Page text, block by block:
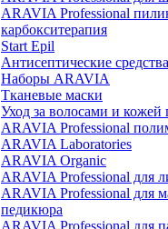
ARAVIA Professional
карбокситерапия
Start Epil
Антисептические средства
Наборы ARAVIA
Тканевые маски
Уход за волосами и кожей
ARAVIA Professional
ARAVIA Laboratories
ARAVIA Organic
ARAVIA Professional для
ARAVIA Professional для
педикюра
ARAVIA Professional для